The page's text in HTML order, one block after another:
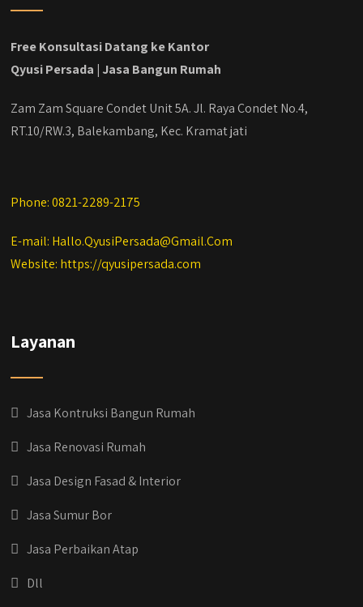
#kontraktorbangunanjabodetabek
#jasabangunrumahjabodetabek
Free Konsultasi Datang ke Kantor
Qyusi Persada | Jasa Bangun Rumah
Zam Zam Square Condet Unit 5A. Jl. Raya Condet No.4,
RT.10/RW.3, Balekambang, Kec. Kramat jati
Phone: 0821-2289-2175
E-mail: Hallo.QyusiPersada@Gmail.Com
Website: https://qyusipersada.com
Layanan
Jasa Kontruksi Bangun Rumah
Jasa Renovasi Rumah
Jasa Design Fasad & Interior
Jasa Sumur Bor
Jasa Perbaikan Atap
Dll